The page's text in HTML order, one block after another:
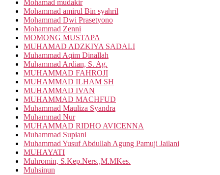
Mohamad mudakir
Mohammad amirul Bin syahril
Mohammad Dwi Prasetyono
Mohammad Zenni
MOMONG MUSTAPA
MUHAMAD ADZKIYA SADALI
Muhammad Aqim Dinallah
Muhammad Ardian, S. Ag.
MUHAMMAD FAHROJI
MUHAMMAD ILHAM SH
MUHAMMAD IVAN
MUHAMMAD MACHFUD
Muhammad Mauliza Syandra
Muhammad Nur
MUHAMMAD RIDHO AVICENNA
Muhammad Supiani
Muhammad Yusuf Abdullah Agung Pamuji Jailani
MUHAYATI
Muhromin, S.Kep.Ners.,M.MKes.
Muhsinun